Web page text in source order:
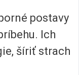
postavy
Ich
šíriť strach